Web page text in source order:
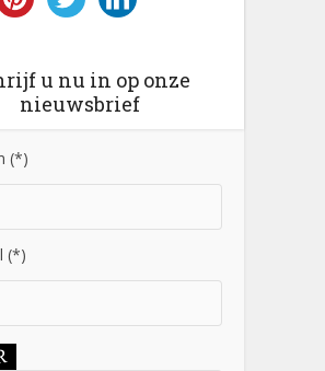
u nu in op onze
nieuwsbrief
(*)
(*)